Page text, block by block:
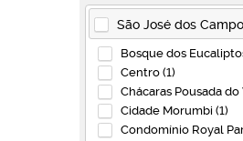
São José dos
Bosque dos
Centro (1)
Chácaras Pousada do
Cidade Morumbi (1)
Condomínio Royal